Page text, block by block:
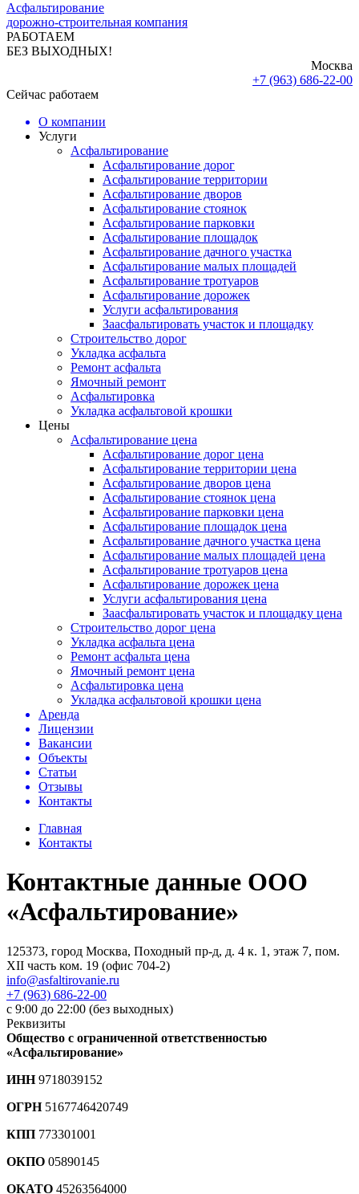
Асфальтирование
дорожно-строительная компания
РАБОТАЕМ
БЕЗ ВЫХОДНЫХ!
Москва
+7 (963) 686-22-00
Сейчас работаем
О компании
Услуги
Асфальтирование
Асфальтирование дорог
Асфальтирование территории
Асфальтирование дворов
Асфальтирование стоянок
Асфальтирование парковки
Асфальтирование площадок
Асфальтирование дачного участка
Асфальтирование малых площадей
Асфальтирование тротуаров
Асфальтирование дорожек
Услуги асфальтирования
Заасфальтировать участок и площадку
Строительство дорог
Укладка асфальта
Ремонт асфальта
Ямочный ремонт
Асфальтировка
Укладка асфальтовой крошки
Цены
Асфальтирование цена
Асфальтирование дорог цена
Асфальтирование территории цена
Асфальтирование дворов цена
Асфальтирование стоянок цена
Асфальтирование парковки цена
Асфальтирование площадок цена
Асфальтирование дачного участка цена
Асфальтирование малых площадей цена
Асфальтирование тротуаров цена
Асфальтирование дорожек цена
Услуги асфальтирования цена
Заасфальтировать участок и площадку цена
Строительство дорог цена
Укладка асфальта цена
Ремонт асфальта цена
Ямочный ремонт цена
Асфальтировка цена
Укладка асфальтовой крошки цена
Аренда
Лицензии
Вакансии
Объекты
Статьи
Отзывы
Контакты
Главная
Контакты
Контактные данные ООО
«Асфальтирование»
125373, город Москва, Походный пр-д, д. 4 к. 1, этаж 7, пом.
XII часть ком. 19 (офис 704-2)
info@asfaltirovanie.ru
+7 (963) 686-22-00
с 9:00 до 22:00 (без выходных)
Реквизиты
Общество с ограниченной ответственностью
«Асфальтирование»
ИНН9718039152
ОГРН5167746420749
КПП 773301001
ОКПО 05890145
ОКАТО 45263564000